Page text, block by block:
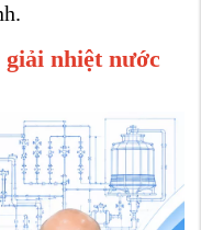
nhiệt nước